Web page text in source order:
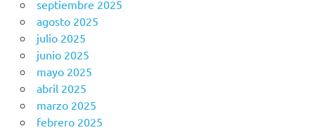
septiembre 2025
agosto 2025
julio 2025
junio 2025
mayo 2025
abril 2025
marzo 2025
febrero 2025